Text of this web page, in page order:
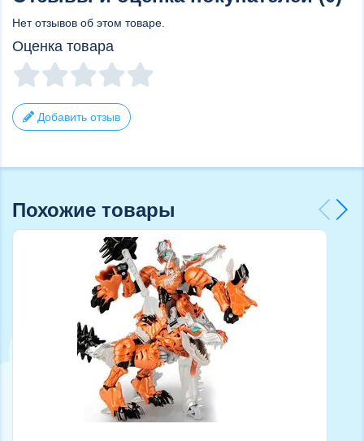
Нет отзывов об этом товаре.
Оценка товара
Добавить отзыв
Похожие товары